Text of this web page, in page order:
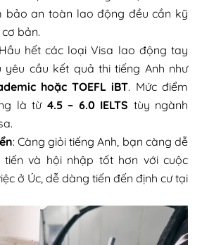
bảo an toàn lao động đều cần kỹ
bản.
hết các loại Visa lao động tay
yêu cầu kết quả thi tiếng Anh như
hoặc TOEFL iBT. Mức điểm
là từ 4.5 – 6.0 IELTS tùy ngành
: Càng giỏi tiếng Anh, bạn càng dễ
tiến và hội nhập tốt hơn với cuộc
ở Úc, dễ dàng tiến đến định cư tại